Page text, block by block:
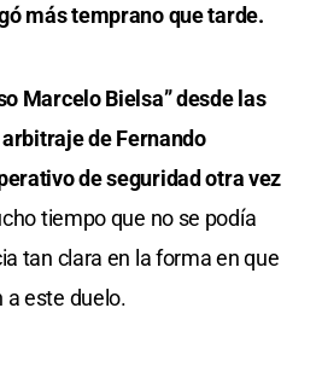
más temprano que tarde.
Marcelo Bielsa” desde las
de Fernando
de seguridad otra vez
tiempo que no se podía
tan clara en la forma en que
a este duelo.